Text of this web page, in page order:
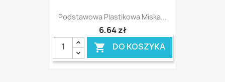
Podstawowa Plastikowa Miska...
6,64 zł
 DO KOSZYKA